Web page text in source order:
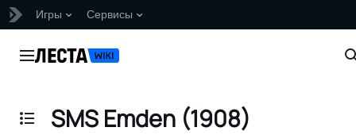
Игры Сервисы
Главное меню
Отобразить/Скрыть содержание
SMS Emden (1908)